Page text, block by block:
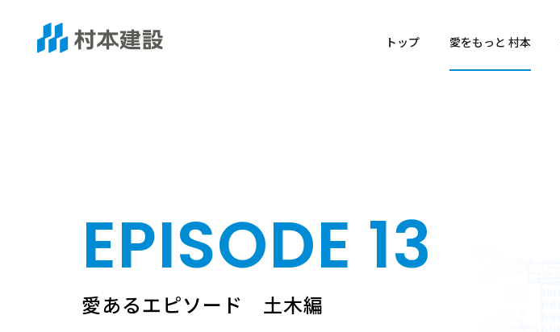
トップ 愛をもっと 村本
EPISODE 13
愛あるエピソード 土木編